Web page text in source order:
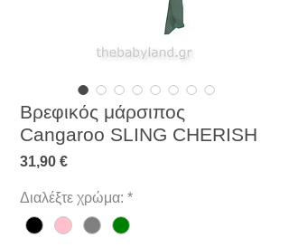
Βρεφικός μάρσιπος
Cangaroo SLING CHERISH
31,90 €Τιμή
Διαλέξτε χρώμα: *